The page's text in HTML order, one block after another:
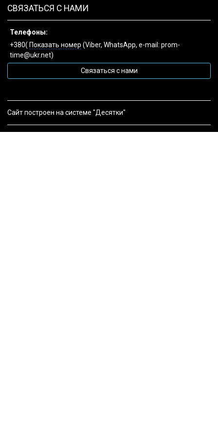
СВЯЗАТЬСЯ С НАМИ
Телефоны:
+380( Показать номер (Viber, WhatsApp, e-mail: prom-
time@ukr.net)
Связаться с нами
Сайт построен на системе "Десятки"